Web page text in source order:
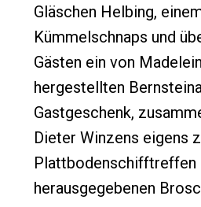
Gläschen Helbing,
Kümmelschnaps und
Gästen ein von
hergestellten
Gastgeschenk,
Dieter Winzens eigens
Plattbodenschifftreffen
herausgegebenen